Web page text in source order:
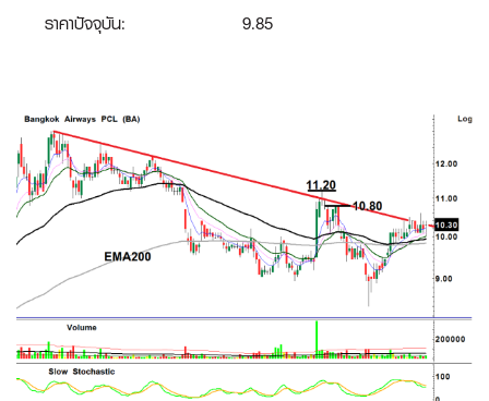
ราคาปัจจุบัน:
9.85